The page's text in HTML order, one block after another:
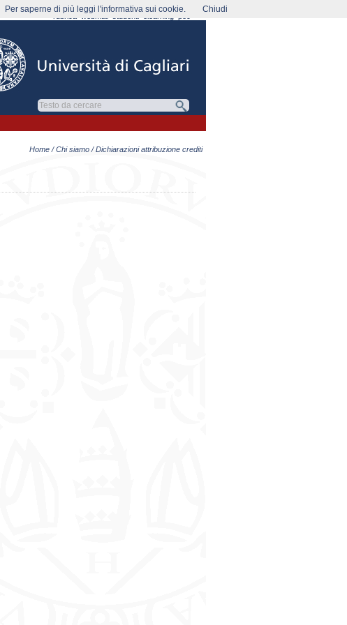
rubrica webmail
Home /Chi siamo / Dichiarazioni attribuzione crediti
Per saperne di più leggi l'informativa sui cookie. Chiudi